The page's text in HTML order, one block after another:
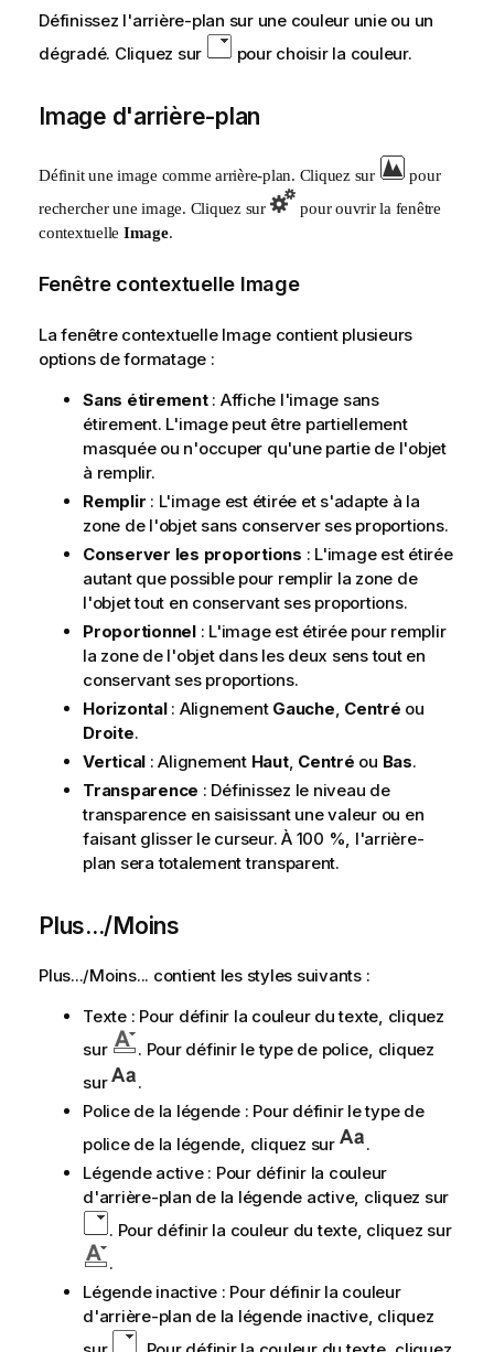
Définissez l'arrière-plan sur une couleur unie ou un
dégradé. Cliquez sur
pour choisir la couleur.
Image d'arrière-plan
Définit une image comme arrière-plan. Cliquez sur
pour
rechercher une image. Cliquez sur
pour ouvrir la fenêtre
contextuelle Image.
Fenêtre contextuelle Image
La fenêtre contextuelle Image contient plusieurs
options de formatage :
Sans étirement: Affiche l'image sans
étirement. L'image peut être partiellement
masquée ou n'occuper qu'une partie de l'objet
à remplir.
Remplir : L'image est étirée et s'adapte à la
zone de l'objet sans conserver ses proportions.
Conserver les proportions : L'image est étirée
autant que possible pour remplir la zone de
l'objet tout en conservant ses proportions.
Proportionnel: L'image est étirée pour remplir
la zone de l'objet dans les deux sens tout en
conservant ses proportions.
Horizontal: Alignement Gauche, Centré ou
Droite.
Vertical : Alignement Haut, Centré ou Bas.
Transparence : Définissez le niveau de
transparence en saisissant une valeur ou en
faisant glisser le curseur. À 100 %, l'arrière-
plan sera totalement transparent.
Plus.../Moins
Plus.../Moins... contient les styles suivants :
Texte : Pour définir la couleur du texte, cliquez
sur
. Pour définir le type de police, cliquez
sur
.
Police de la légende : Pour définir le type de
police de la légende, cliquez sur
.
Légende active : Pour définir la couleur
d'arrière-plan de la légende active, cliquez sur
. Pour définir la couleur du texte, cliquez sur
.
Légende inactive : Pour définir la couleur
d'arrière-plan de la légende inactive, cliquez